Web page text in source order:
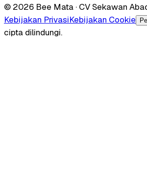
© 2026 Bee Mata · CV Sekawan
Kebijakan PrivasiKebijakan Cookie
cipta dilindungi.